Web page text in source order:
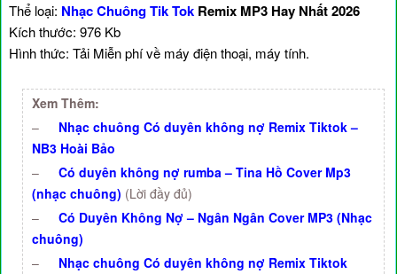
Thể loại: Nhạc Chuông Tik Tok Remix MP3 Hay Nhất 2026
Kích thước: 976 Kb
Hình thức: Tải Miễn phí về máy điện thoại, máy tính.
Xem Thêm:
–
Nhạc chuông Có duyên không nợ Remix Tiktok –
NB3 Hoài Bảo
–
Có duyên không nợ rumba – Tina Hồ Cover Mp3
(nhạc chuông) (Lời đầy đủ)
–
Có Duyên Không Nợ – Ngân Ngân Cover MP3 (Nhạc
chuông)
–
Nhạc chuông Có duyên không nợ Remix Tiktok